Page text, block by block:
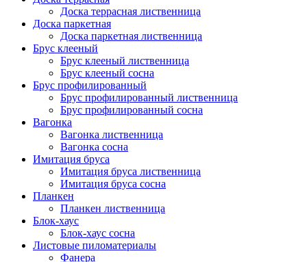
Доска террасная лиственница
Доска паркетная
Доска паркетная лиственница
Брус клееный
Брус клееный лиственница
Брус клееный сосна
Брус профилированный
Брус профилированный лиственница
Брус профилированный сосна
Вагонка
Вагонка лиственница
Вагонка сосна
Имитация бруса
Имитация бруса лиственница
Имитация бруса сосна
Планкен
Планкен лиственница
Блок-хаус
Блок-хаус сосна
Листовые пиломатериалы
Фанера